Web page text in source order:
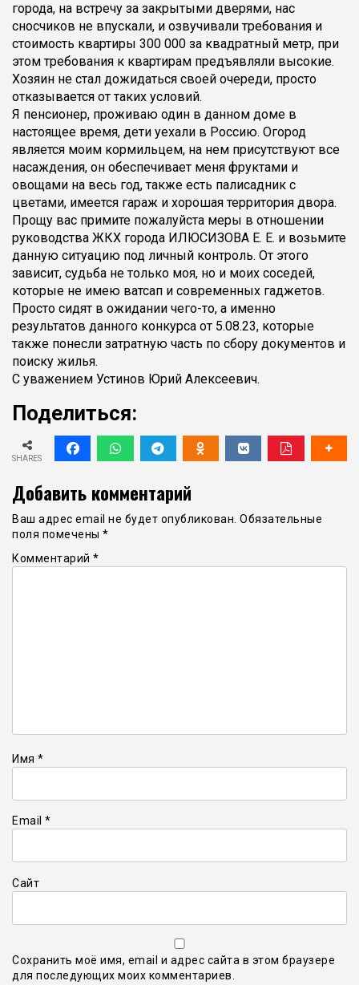
города, на встречу за закрытыми дверями, нас
сносчиков не впускали, и озвучивали требования и
стоимость квартиры 300 000 за квадратный метр, при
этом требования к квартирам предъявляли высокие.
Хозяин не стал дожидаться своей очереди, просто
отказывается от таких условий.
Я пенсионер, проживаю один в данном доме в
настоящее время, дети уехали в Россию. Огород
является моим кормильцем, на нем присутствуют все
насаждения, он обеспечивает меня фруктами и
овощами на весь год, также есть палисадник с
цветами, имеется гараж и хорошая территория двора.
Прощу вас примите пожалуйста меры в отношении
руководства ЖКХ города ИЛЮСИЗОВА Е. Е. и возьмите
данную ситуацию под личный контроль. От этого
зависит, судьба не только моя, но и моих соседей,
которые не имею ватсап и современных гаджетов.
Просто сидят в ожидании чего-то, а именно
результатов данного конкурса от 5.08.23, которые
также понесли затратную часть по сбору документов и
поиску жилья.
С уважением Устинов Юрий Алексеевич.
Поделиться:
SHARES
Добавить комментарий
Ваш адрес email не будет опубликован. Обязательные
поля помечены *
Комментарий *
Имя *
Email *
Сайт
Сохранить моё имя, email и адрес сайта в этом браузере
для последующих моих комментариев.